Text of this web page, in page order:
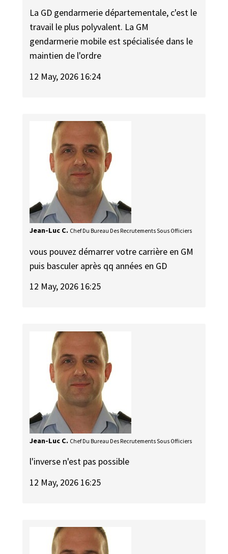
La GD gendarmerie départementale, c'est le
travail le plus polyvalent. La GM
gendarmerie mobile est spécialisée dans le
maintien de l'ordre
12 May, 2026 16:24
Jean-Luc C. Chef Du Bureau Des Recrutements Sous Officiers
vous pouvez démarrer votre carrière en GM
puis basculer après qq années en GD
12 May, 2026 16:25
Jean-Luc C. Chef Du Bureau Des Recrutements Sous Officiers
l'inverse n'est pas possible
12 May, 2026 16:25